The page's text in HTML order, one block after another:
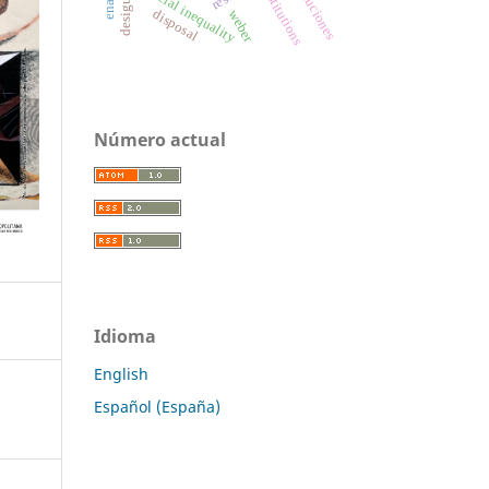
social inequalityweber institutions
disposal
Número actual
Idioma
English
Español (España)